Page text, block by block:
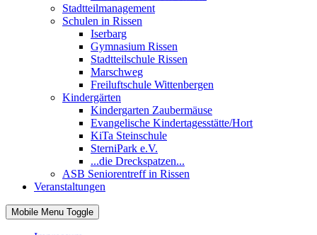
Stadtteilmanagement
Schulen in Rissen
Iserbarg
Gymnasium Rissen
Stadtteilschule Rissen
Marschweg
Freiluftschule Wittenbergen
Kindergärten
Kindergarten Zaubermäuse
Evangelische Kindertagesstätte/Hort
KiTa Steinschule
SterniPark e.V.
...die Dreckspatzen...
ASB Seniorentreff in Rissen
Veranstaltungen
Mobile Menu Toggle